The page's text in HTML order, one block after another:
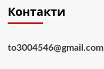
Контакти
to3004546@gmail.com